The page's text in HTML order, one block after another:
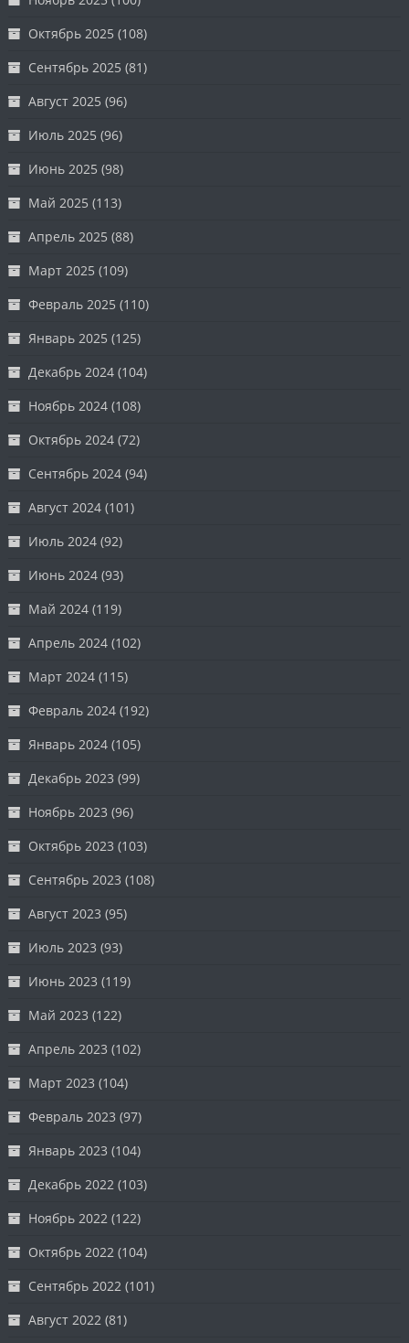
Октябрь 2025 (108)
Сентябрь 2025 (81)
Август 2025 (96)
Июль 2025 (96)
Июнь 2025 (98)
Май 2025 (113)
Апрель 2025 (88)
Март 2025 (109)
Февраль 2025 (110)
Январь 2025 (125)
Декабрь 2024 (104)
Ноябрь 2024 (108)
Октябрь 2024 (72)
Сентябрь 2024 (94)
Август 2024 (101)
Июль 2024 (92)
Июнь 2024 (93)
Май 2024 (119)
Апрель 2024 (102)
Март 2024 (115)
Февраль 2024 (192)
Январь 2024 (105)
Декабрь 2023 (99)
Ноябрь 2023 (96)
Октябрь 2023 (103)
Сентябрь 2023 (108)
Август 2023 (95)
Июль 2023 (93)
Июнь 2023 (119)
Май 2023 (122)
Апрель 2023 (102)
Март 2023 (104)
Февраль 2023 (97)
Январь 2023 (104)
Декабрь 2022 (103)
Ноябрь 2022 (122)
Октябрь 2022 (104)
Сентябрь 2022 (101)
Август 2022 (81)